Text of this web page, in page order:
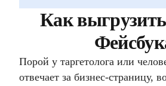
Как
Порой у таргетолога или
отвечает за бизнес-страницу,